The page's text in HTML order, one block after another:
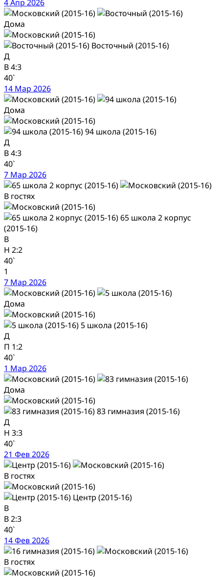
4 Апр 2026
Дома
Восточный (2015-16)
Д
В4:3
40`
14 Мар 2026
Дома
94 школа (2015-16)
Д
В4:3
40`
7 Мар 2026
В гостях
65 школа 2 корпус
(2015-16)
В
Н 2:2
40`
1
7 Мар 2026
Дома
5 школа (2015-16)
Д
П 1:2
40`
1 Мар 2026
Дома
83 гимназия (2015-16)
Д
Н 3:3
40`
21 Фев 2026
В гостях
Центр (2015-16)
В
В2:3
40`
14 Фев 2026
В гостях